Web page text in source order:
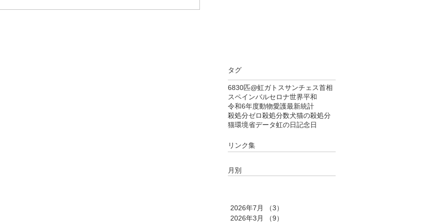
タグ
6830匹@虹ガトスサンチェス首相
スペインバルセロナ世界平和
令和6年度動物愛護最新統計
殺処分ゼロ殺処分数犬猫の殺処分
猫環境省データ虹の日記念日
リンク集
月別
2026年7月 （3）
2026年3月
（9）